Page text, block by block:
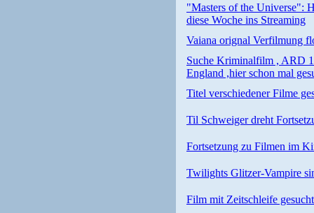
"Masters of the Universe":
diese Woche ins Streaming
Vaiana orignal Verfilmung
Suche Kriminalfilm , ARD
England ,hier schon mal
Titel verschiedener Filme
Til Schweiger dreht
Fortsetzung zu Filmen im
Twilights Glitzer-Vampire
Film mit Zeitschleife